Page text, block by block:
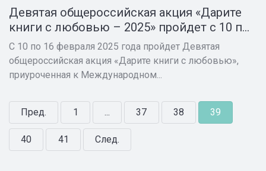
Девятая общероссийская акция «Дарите
книги с любовью – 2025» пройдет с 10 п...
С 10 по 16 февраля 2025 года пройдет Девятая
общероссийская акция «Дарите книги с любовью»,
приуроченная к Международном...
Пред. 1 ... 37 38 39
40 41 След.